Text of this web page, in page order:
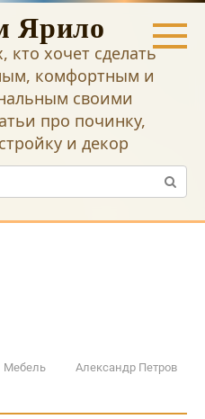
Ярило
кто хочет сделать
комфортным и
своими
про починку,
и декор
Мебель Александр Петров